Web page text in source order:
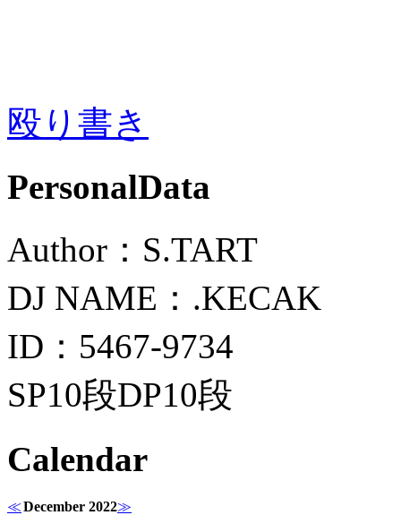
殴り書き
PersonalData
Author：S.TART
DJ NAME：.KECAK
ID：5467-9734
SP10段DP10段
Calendar
≪December 2022≫